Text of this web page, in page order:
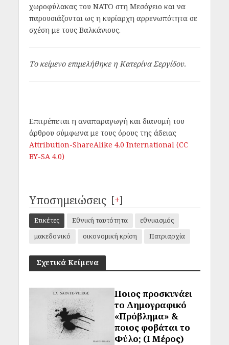
χωροφύλακας του ΝΑΤΟ στη Μεσόγειο και να
παρουσιάζονται ως η κυρίαρχη αρρενωπότητα σε
σχέση με τους Βαλκάνιους.
Το κείμενο επιμελήθηκε η Κατερίνα Σεργίδου.
Επιτρέπεται η αναπαραγωγή και διανομή του
άρθρου σύμφωνα με τους όρους της άδειας
Attribution-ShareAlike 4.0 International (CC
BY-SA 4.0)
Υποσημειώσεις [+]
Ετικέτες Εθνική ταυτότητα
εθνικισμός
μακεδονικό
οικονομική κρίση Πατριαρχία
Σχετικά Κείμενα
Ποιος προσκυνάει
το Δημογραφικό
«Πρόβλημα» &
ποιος φοβάται το
Φύλο; (Ι Μέρος)